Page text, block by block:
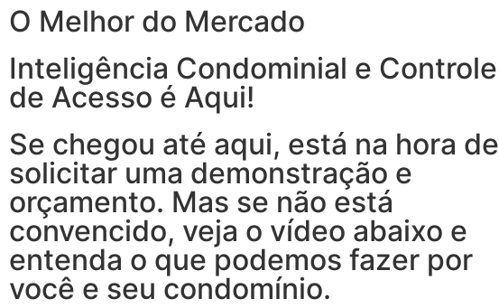
O Melhor do Mercado
Inteligência Condominial e Controle
de Acesso é Aqui!
Se chegou até aqui, está na hora de
solicitar uma demonstração e
orçamento. Mas se não está
convencido, veja o vídeo abaixo e
entenda o que podemos fazer por
você e seu condomínio.